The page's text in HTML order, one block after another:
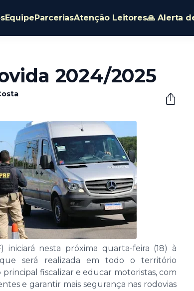
EquipeParceriasAtenção Leitores🙏 Alerta
2024/2025
iniciará nesta próxima quarta-feira (18) à
que será realizada em todo o território
fiscalizar e educar motoristas, com
e garantir mais segurança nas rodovias